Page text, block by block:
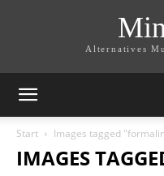
Alternatives
Start Images tagged
IMAGES